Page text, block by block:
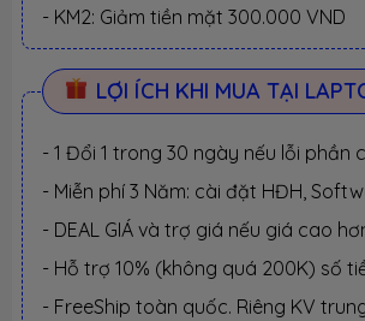
- KM2: Giảm tiền mặt 300.000 VND
LỢI ÍCH KHI MUA TẠI
- 1 Đổi 1 trong 30 ngày nếu lỗi phần
- Miễn phí 3 Năm: cài đặt HĐH,
- DEAL GIÁ và trợ giá nếu giá cao
- Hỗ trợ 10% (không quá 200K) số
- FreeShip toàn quốc. Riêng KV